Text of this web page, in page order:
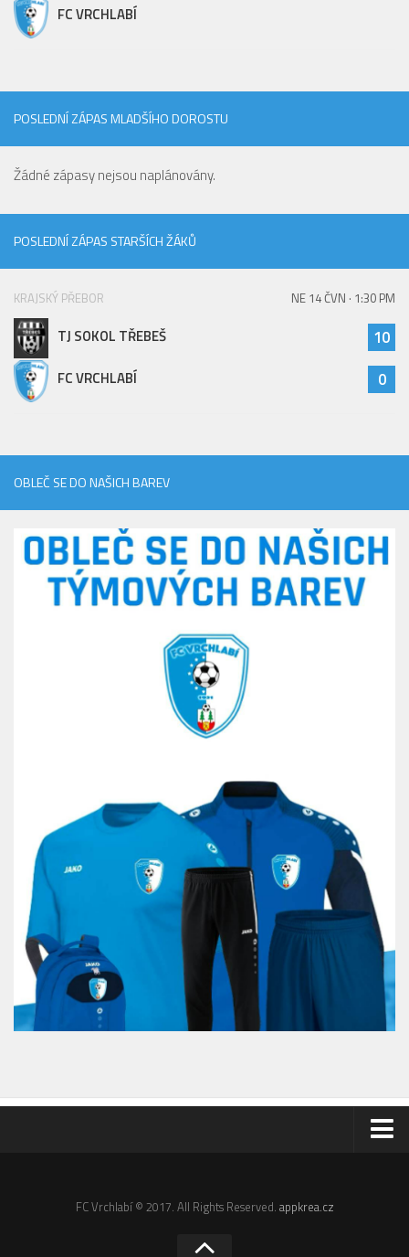
FC VRCHLABÍ
POSLEDNÍ ZÁPAS MLADŠÍHO DOROSTU
Žádné zápasy nejsou naplánovány.
POSLEDNÍ ZÁPAS STARŠÍCH ŽÁKŮ
KRAJSKÝ PŘEBOR NE 14 ČVN · 1:30 PM
TJ SOKOL TŘEBEŠ 10
FC VRCHLABÍ 0
OBLEČ SE DO NAŠICH BAREV
FC Vrchlabí © 2017. All Rights Reserved. appkrea.cz